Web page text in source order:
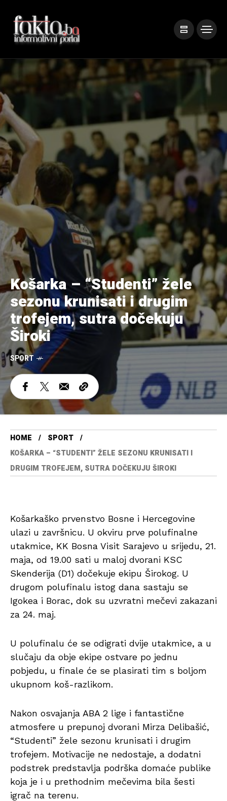
Košarka – “Studenti” žele
sezonu krunisati i drugim
trofejem, sutra dočekuju
Široki
SPORT
HOME
SPORT
KOŠARKA – “STUDENTI” ŽELE SEZONU KRUNISATI I
DRUGIM TROFEJEM, SUTRA DOČEKUJU ŠIROKI
Košarkaško prvenstvo Bosne i Hercegovine
ulazi u završnicu. U okviru prve polufinalne
utakmice, KK Bosna Visit Sarajevo u srijedu, 21.
maja, od 19.00 sati u maloj dvorani KSC
Skenderija (D1) dočekuje ekipu Širokog. U
drugom polufinalu istog dana sastaju se
Igokea i Borac, dok su uzvratni mečevi zakazani
za 24. maj.
U polufinalu će se odigrati dvije utakmice, a u
slučaju da obje ekipe ostvare po jednu
pobjedu, u finale će se plasirati tim s boljom
ukupnom koš-razlikom.
Nakon osvajanja ABA 2 lige i fantastične
atmosfere u prepunoj dvorani Mirza Delibašić,
“Studenti” žele sezonu krunisati i drugim
trofejem. Motivacije ne nedostaje, a dodatni
podstrek predstavlja podrška domaće publike
koja je i u prethodnim mečevima bila šesti
igrač na terenu.